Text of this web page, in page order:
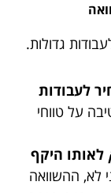
גדולות.
הצעות מחיר לעבודות
על טווחי
לאותו היקף
לא, ההשוואה